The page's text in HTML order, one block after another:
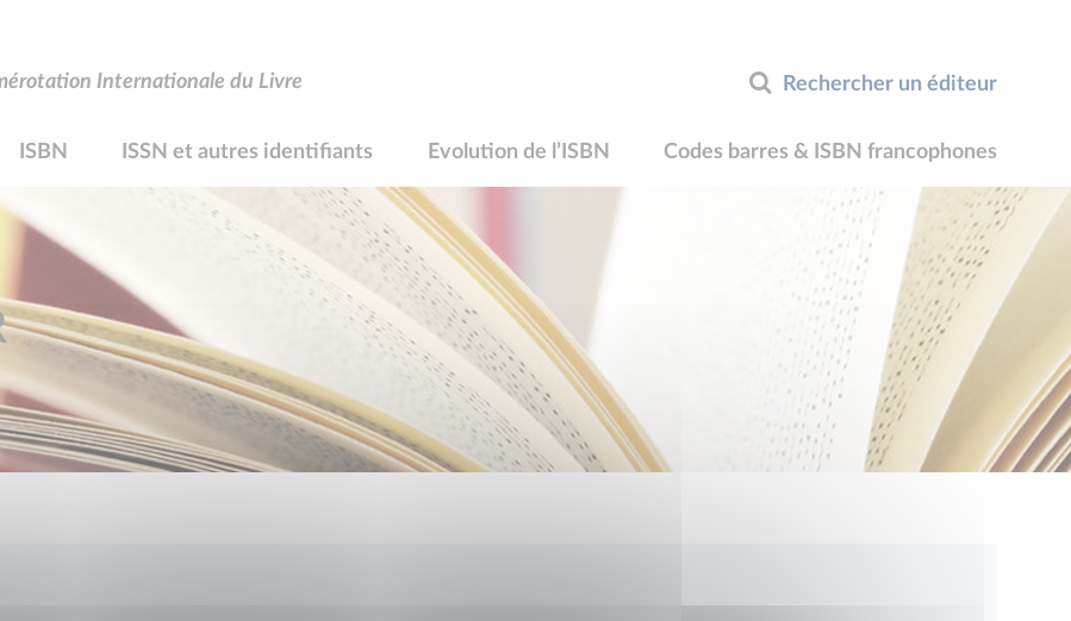
Rechercher un éditeur
Internationale du Livre
ISBN ISSN et autres identifiants Evolution de l’ISBN Codes barres & ISBN francophones